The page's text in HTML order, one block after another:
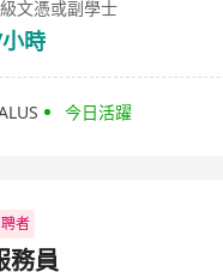
文憑或副學士
時
今日活躍
者
務員